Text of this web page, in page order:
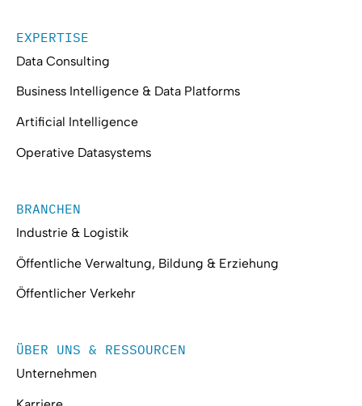
EXPERTISE
Data Consulting
Business Intelligence & Data Platforms
Artificial Intelligence
Operative Datasystems
BRANCHEN
Industrie & Logistik
Öffentliche Verwaltung, Bildung & Erziehung
Öffentlicher Verkehr
ÜBER UNS & RESSOURCEN
Unternehmen